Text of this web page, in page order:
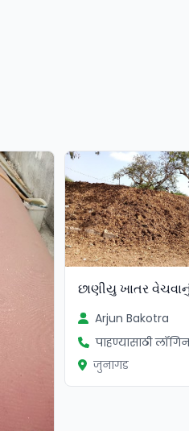
છાણીયુ ખાતર
Arjun Bakotra
पाहण्यासाठी लॉगिन
जुनागड